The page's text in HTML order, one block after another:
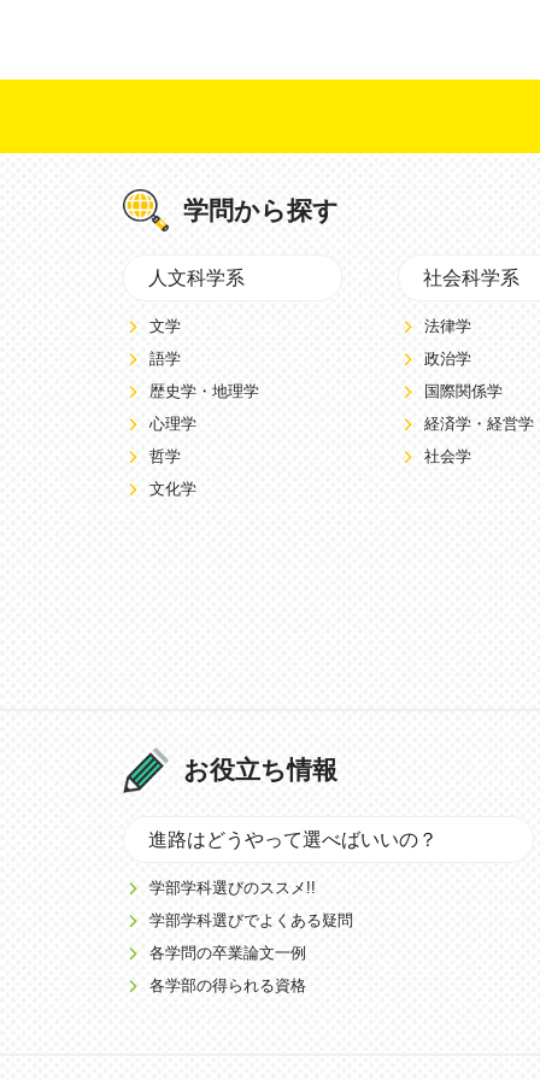
学問から探す
人文科学系
文学
語学
歴史学・地理学
心理学
哲学
文化学
社会科学系
法律学
政治学
国際関係学
経済学・経営学
社会学
お役立ち情報
進路はどうやって選べばいいの？
学部学科選びのススメ!!
学部学科選びでよくある疑問
各学問の卒業論文一例
各学部の得られる資格